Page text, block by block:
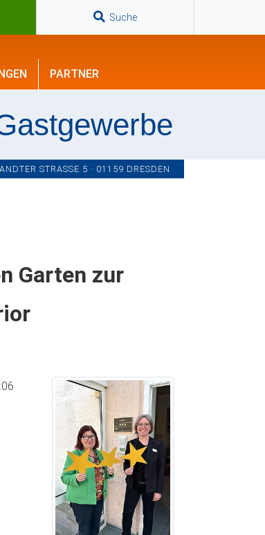
Suche
PARTNER
STRASSE 5 · 01159 DRESDEN
Garten zur